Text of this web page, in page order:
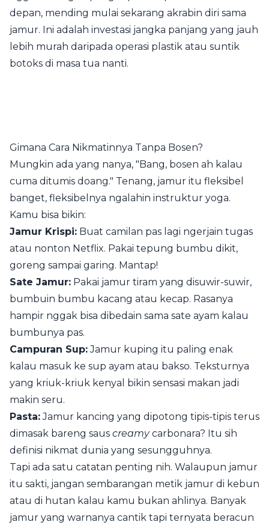
depan, mending mulai sekarang akrabin diri sama
jamur. Ini adalah investasi jangka panjang yang jauh
lebih murah daripada operasi plastik atau suntik
botoks di masa tua nanti.
Gimana Cara Nikmatinnya Tanpa Bosen?
Mungkin ada yang nanya, "Bang, bosen ah kalau
cuma ditumis doang." Tenang, jamur itu fleksibel
banget, fleksibelnya ngalahin instruktur yoga.
Kamu bisa bikin:
Jamur Krispi: Buat camilan pas lagi ngerjain tugas
atau nonton Netflix. Pakai tepung bumbu dikit,
goreng sampai garing. Mantap!
Sate Jamur: Pakai jamur tiram yang disuwir-suwir,
bumbuin bumbu kacang atau kecap. Rasanya
hampir nggak bisa dibedain sama sate ayam kalau
bumbunya pas.
Campuran Sup:Jamur kuping itu paling enak
kalau masuk ke sup ayam atau bakso. Teksturnya
yang kriuk-kriuk kenyal bikin sensasi makan jadi
makin seru.
Pasta:Jamur kancing yang dipotong tipis-tipis terus
dimasak bareng saus creamycarbonara? Itu sih
definisi nikmat dunia yang sesungguhnya.
Tapi ada satu catatan penting nih. Walaupun jamur
itu sakti, jangan sembarangan metik jamur di kebun
atau di hutan kalau kamu bukan ahlinya. Banyak
jamur yang warnanya cantik tapi ternyata beracun